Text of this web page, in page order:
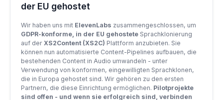
der EU gehostet
Wir haben uns mit ElevenLabs zusammengeschlossen, um
GDPR-konforme, in der EU gehostete Sprachklonierung
auf der XS2Content (XS2C) Plattform anzubieten. Sie
können nun automatisierte Content-Pipelines aufbauen, die
bestehenden Content in Audio umwandeln - unter
Verwendung von konformen, eingewilligten Sprachklonen,
die in Europa gehostet sind. Wir gehören zu den ersten
Partnern, die diese Einrichtung ermöglichen. Pilotprojekte
sind offen - und wenn sie erfolgreich sind, verbinden